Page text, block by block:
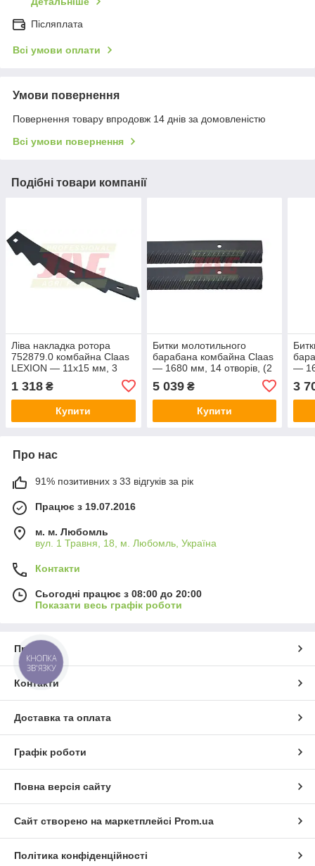
Післяплата
Всі умови оплати
Умови повернення
Повернення товару впродовж 14 днів за домовленістю
Всі умови повернення
Подібні товари компанії
Ліва накладка ротора
752879.0 комбайна Claas
LEXION — 11х15 мм, 3
1 318 ₴
Купити
Битки молотильного
барабана комбайна Claas
— 1680 мм, 14 отворів, (2
5 039₴
Купити
—
3
Про нас
91% позитивних з 33 відгуків за рік
Працює з 19.07.2016
м. м. Любомль
вул. 1 Травня, 18, м. Любомль, Україна
Контакти
Сьогодні працює з 08:00 до 20:00
Показати весь графік роботи
Про нас
Контакти
Доставка та оплата
Графік роботи
Повна версія сайту
Сайт створено на маркетплейсі Prom.ua
Політика конфіденційності
КНОПКА
ЗВ'ЯЗКУ